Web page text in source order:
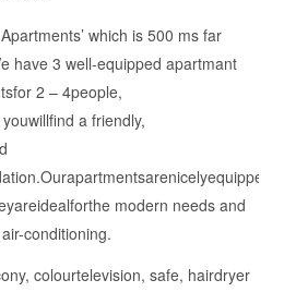
which is 500 ms far
have 3 well-equipped apartmant
2 – 4people,
a friendly,
modern needs and
conditioning.
colourtelevision, safe, hairdryer